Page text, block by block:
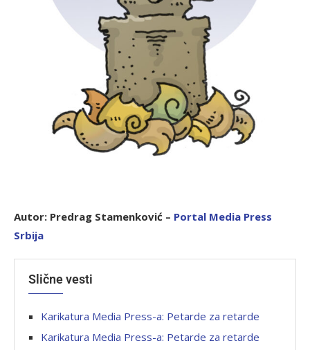
Autor: Predrag Stamenković – Portal Media Press
Srbija
Slične vesti
Karikatura Media Press-a: Petarde za retarde
Karikatura Media Press-a: Petarde za retarde